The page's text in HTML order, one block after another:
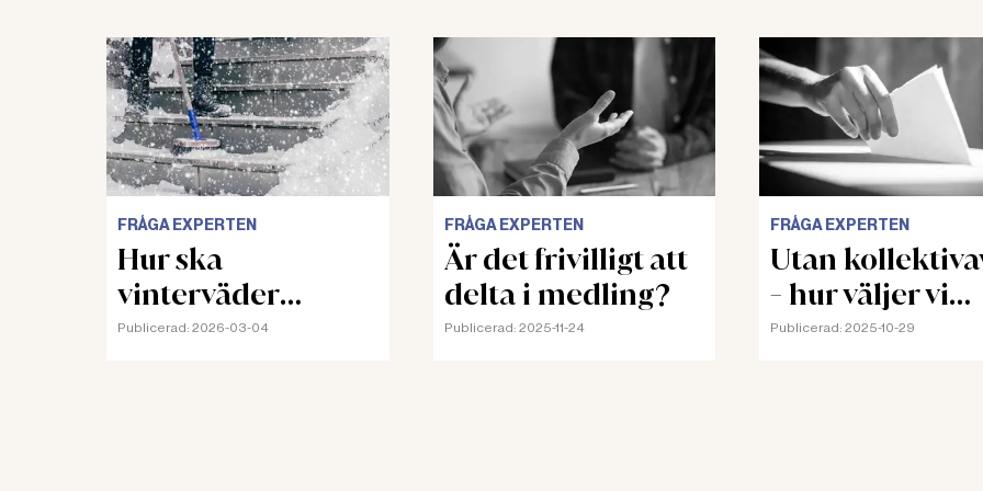
FRÅGA EXPERTEN
Hur ska
vinterväder
riskbedömas?
Publicerad: 2026-03-04
FRÅGA EXPERTEN
Är det frivilligt att
delta i medling?
Publicerad: 2025-11-24
FRÅGA EXPERTEN
Utan
- hur väljer vi
skyddsombud?
Publicerad: 2025-10-29